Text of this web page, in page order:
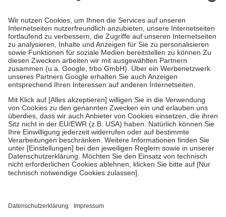
höchstens zehn Euro.
Es sind jedoch nie mehr als die tatsächlichen
Kosten der Leistung zu entrichten.
Diese Regeln gelten grundsätzlich auch für Online-Apotheken.
Bei Heilmitteln und häuslicher Krankenpflege beträgt die
Zuzahlung zehn Prozent der Kosten sowie zehn Euro je
Verordnung.
Um das Engagement der Versicherten für ihre eigene Gesundheit zu
stärken und die besondere Stellung der Familie zu unterstützen,
fallenkeine Zuzahlungenan bei:
• Kindern und Jugendlichen bis zum vollendeten 18. Lebensjahr
mit Ausnahme der Fahrkosten
• Untersuchungen zur Vorsorge und Früherkennung, die von der
GKV getragen werden
• empfohlenen Schutzimpfungen
• Harn- und Blutteststreifen
getroffen, um sicherzustellen, dass es sich um echte Bewertungen